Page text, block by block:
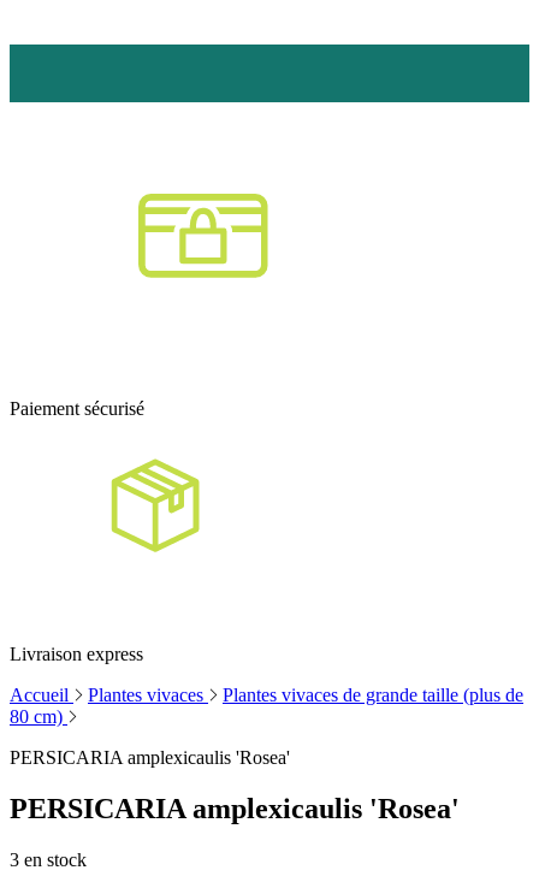
Paiement sécurisé
Livraison express
Accueil
Plantes vivaces
Plantes vivaces de grande taille (plus de
80 cm)
PERSICARIA amplexicaulis 'Rosea'
PERSICARIA amplexicaulis 'Rosea'
3 en stock